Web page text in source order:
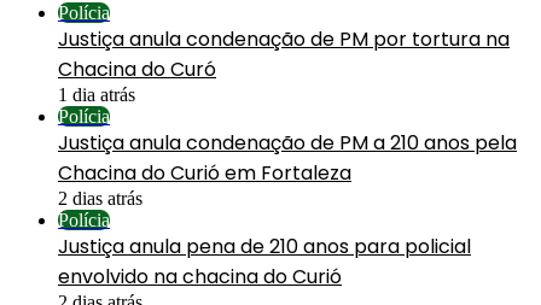
Polícia
Justiça anula condenação de PM por tortura na
Chacina do Curó
1 dia atrás
Polícia
Justiça anula condenação de PM a 210 anos pela
Chacina do Curió em Fortaleza
2 dias atrás
Polícia
Justiça anula pena de 210 anos para policial
envolvido na chacina do Curió